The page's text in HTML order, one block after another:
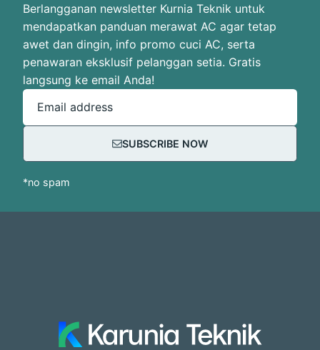
Berlangganan newsletter Kurnia Teknik untuk
mendapatkan panduan merawat AC agar tetap
awet dan dingin, info promo cuci AC, serta
penawaran eksklusif pelanggan setia. Gratis
langsung ke email Anda!
Email address
SUBSCRIBE NOW
*no spam